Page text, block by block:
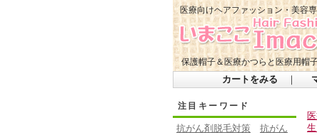
保護帽子＆医療かつらと医療用帽
医療向けヘアファッション・美容
カートをみる ｜
注目キーワード
抗がん剤脱毛対策
抗がん